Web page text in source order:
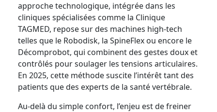
approche technologique, intégrée dans les
cliniques spécialisées comme la Clinique
TAGMED, repose sur des machines high-tech
telles que le Robodisk, la SpineFlex ou encore le
Décomprobot, qui combinent des gestes doux et
contrôlés pour soulager les tensions articulaires.
En 2025, cette méthode suscite l’intérêt tant des
patients que des experts de la santé vertébrale.
Au-delà du simple confort, l’enjeu est de freiner